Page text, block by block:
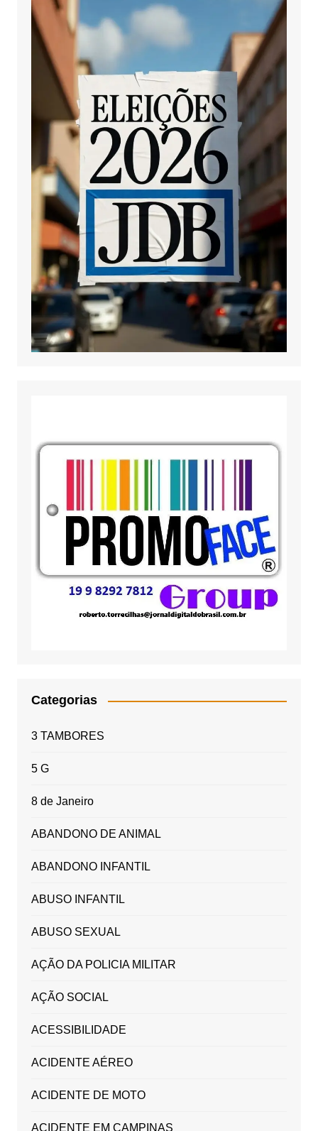
Categorias
3 TAMBORES
5 G
8 de Janeiro
ABANDONO DE ANIMAL
ABANDONO INFANTIL
ABUSO INFANTIL
ABUSO SEXUAL
AÇÃO DA POLICIA MILITAR
AÇÃO SOCIAL
ACESSIBILIDADE
ACIDENTE AÉREO
ACIDENTE DE MOTO
ACIDENTE EM CAMPINAS